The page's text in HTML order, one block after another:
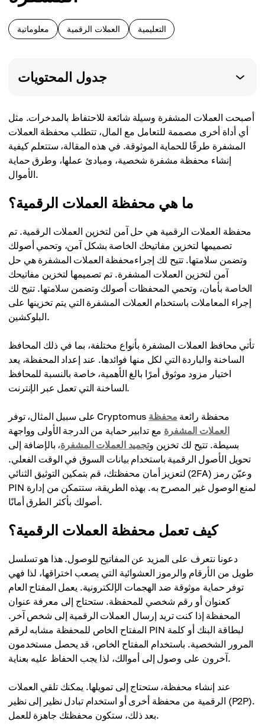
معلوماتية العملات الرقمية التعليمية
جدول المحتويات
أصبحت العملات المشفرة وسيلة شائعة للاحتفاظ بالمدخرات. مثل
أي أداة أخرى مصممة للتعامل مع المال، تتطلب محفظة العملات
المشفرة طرقًا للحماية الموثوقة. في هذه المقالة، ستتعلم كيفية
إنشاء محفظة مشفرة شخصية، ومبادئ عملها، وطرق حماية
الأموال.
ما هي محفظة العملات الرقمية؟
محفظة العملات الرقمية هي حل آمن لتخزين العملات الرقمية. تم
تصميمها لتخزين مفاتيحك الخاصة بشكل آمن، وتحمي أصولك
وتضمن سلامتها. تتيح لك إجراءمحفظة العملات المشفرة هي حل
آمن لتخزين العملات المشفرة. تم تصميمها لتخزين مفاتيحك
الخاصة بأمان، وتحمي المحفظات أصولك وتضمن سلامتها. تتيح لك
إجراء المعاملات باستخدام العملات المشفرة التي يتم تخزينها على
البلوكشين.
تأتي محافظ العملات المشفرة بأنواع مختلفة، بما في ذلك المحافظ
الساخنة والباردة التي لكل منها فوائدها. عند إعداد المحفظة، يعد
اختيار مزود موثوق أمرًا بالغ الأهمية، خاصة بالنسبة للمحافظ
الساخنة التي تعمل عبر الإنترنت.
على سبيل المثال، توفر Cryptomus محفظة رائعة محفظة
العملات المشفرة مع تدابير حماية من الدرجة الأولى وواجهة
بسيطة. تتيح لك تخزين وتجميد العملات المشفرة، بالإضافة إلى
تحويل الأصول الرقمية باستخدام بيانات السوق في الوقت الفعلي.
لتعزيز أمان محفظتك، قم بتمكين التوثيق الثنائي (2FA) وعيّن رمز
PIN لمنع الوصول غير المصرح به. بهذه الطريقة، ستتمكن من إدارة
أصولك بأكثر الطرق أمانًا.
كيف تعمل محفظة العملات الرقمية؟
دعونا نتعرف على المزيد عن المفاتيح للوصول. هذا هو تسلسل
طويل من الأرقام والرموز العشوائية التي يصعب اختراقها، لذا فهي
توفر حماية موثوقة ضد الهجمات الإلكترونية. يعمل المفتاح العام
كعنوان أو رقم شخصي للمحفظة. ستحتاج إلى معرفة عنوان
المحفظة إذا كنت تريد إرسال العملات الرقمية إلى شخص آخر.
المفتاح الخاص للمحفظة مشابه لرقم PIN لبطاقة البنك أو كلمة
المرور الشخصية. باستخدام المفتاح الخاص، قد يحصل مستخدمون
آخرون على وصول إلى أموالك، لذا يجب الحفاظ عليه بعناية.
عند إنشاء محفظة، ستحتاج إلى تمويلها. يمكنك تلقي العملات
الرقمية من محفظة أخرى أو استخدام تبادل نظير إلى نظير (P2P).
بعد ذلك، ستكون محفظتك جاهزة للعمل.